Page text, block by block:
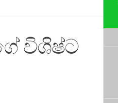
විශිෂ්ට